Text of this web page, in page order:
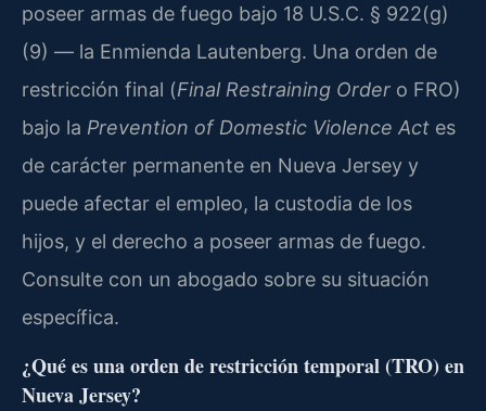
poseer armas de fuego bajo 18 U.S.C. § 922(g)
(9) — la Enmienda Lautenberg. Una orden de
restricción final (Final Restraining Order o FRO)
bajo la Prevention of Domestic Violence Act es
de carácter permanente en Nueva Jersey y
puede afectar el empleo, la custodia de los
hijos, y el derecho a poseer armas de fuego.
Consulte con un abogado sobre su situación
específica.
¿Qué es una orden de restricción temporal (TRO) en
Nueva Jersey?